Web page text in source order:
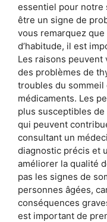
essentiel pour notre
être un signe de
vous remarquez
d’habitude, il est
Les raisons peuvent
des problèmes de
troubles du
médicaments. Les
plus susceptibles
qui peuvent
consultant un
diagnostic précis et
améliorer la qualité
pas les signes de
personnes âgées,
conséquences
est important de